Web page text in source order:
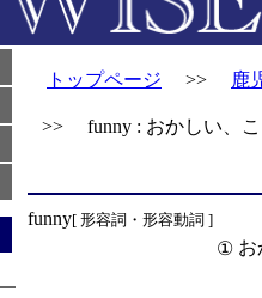
トップページ >> 鹿
>> funny : おかしい、こ
funny[ 形容詞・形容動詞 ]
① お